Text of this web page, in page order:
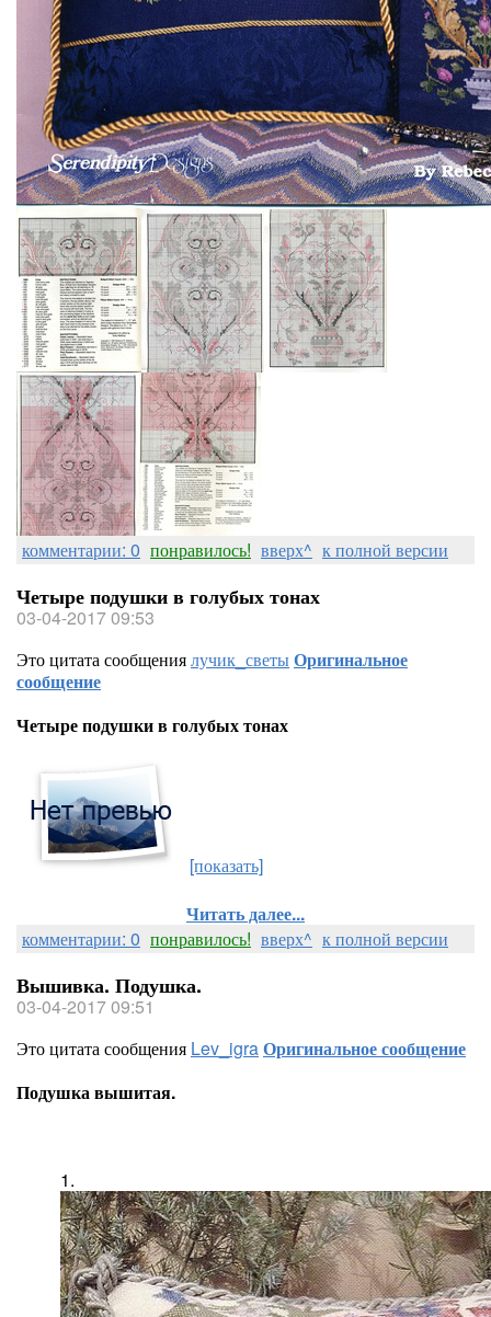
комментарии: 0 понравилось! вверх^ к полной версии
Четыре подушки в голубых тонах
03-04-2017 09:53
Это цитата сообщениялучик_светыОригинальное
сообщение
Четыре подушки в голубых тонах
[показать]
Читать далее...
комментарии: 0 понравилось! вверх^ к полной версии
Вышивка. Подушка.
03-04-2017 09:51
Это цитата сообщения Lev_igraОригинальное сообщение
Подушка вышитая.
1.